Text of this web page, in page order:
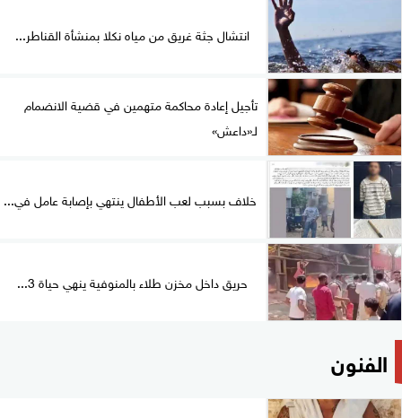
انتشال جثة غريق من مياه نكلا بمنشأة القناطر...
تأجيل إعادة محاكمة متهمين في قضية الانضمام
لـ«داعش»
خلاف بسبب لعب الأطفال ينتهي بإصابة عامل في...
حريق داخل مخزن طلاء بالمنوفية ينهي حياة 3...
الفنون